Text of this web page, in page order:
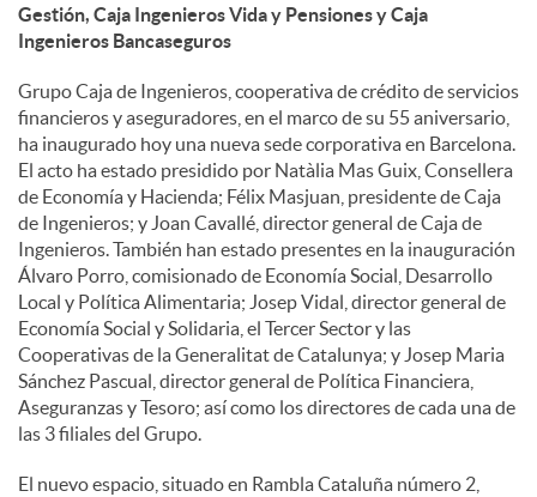
Gestión, Caja Ingenieros Vida y Pensiones y Caja
Ingenieros Bancaseguros
Grupo Caja de Ingenieros, cooperativa de crédito de servicios
financieros y aseguradores, en el marco de su 55 aniversario,
ha inaugurado hoy una nueva sede corporativa en Barcelona.
El acto ha estado presidido por Natàlia Mas Guix, Consellera
de Economía y Hacienda; Félix Masjuan, presidente de Caja
de Ingenieros; y Joan Cavallé, director general de Caja de
Ingenieros. También han estado presentes en la inauguración
Álvaro Porro, comisionado de Economía Social, Desarrollo
Local y Política Alimentaria; Josep Vidal, director general de
Economía Social y Solidaria, el Tercer Sector y las
Cooperativas de la Generalitat de Catalunya; y Josep Maria
Sánchez Pascual, director general de Política Financiera,
Aseguranzas y Tesoro; así como los directores de cada una de
las 3 filiales del Grupo.
El nuevo espacio, situado en Rambla Cataluña número 2,